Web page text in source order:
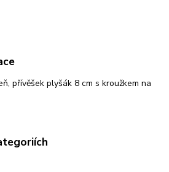
přívěšek plyšák 8 cm s kroužkem na